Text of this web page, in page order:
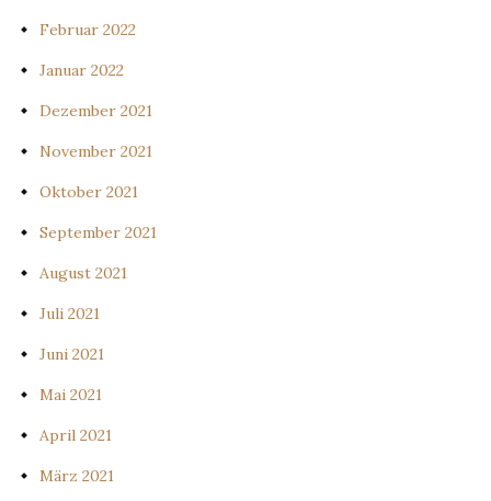
Februar 2022
Januar 2022
Dezember 2021
November 2021
Oktober 2021
September 2021
August 2021
Juli 2021
Juni 2021
Mai 2021
April 2021
März 2021